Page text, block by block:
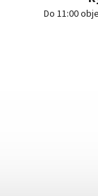
Do 11:00